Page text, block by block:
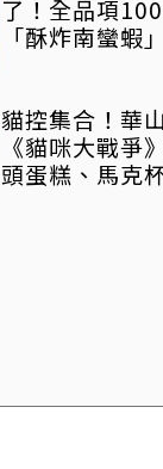
了！全品項
「酥炸南蠻蝦」
貓控集合！華
《貓咪大戰爭
頭蛋糕、馬克